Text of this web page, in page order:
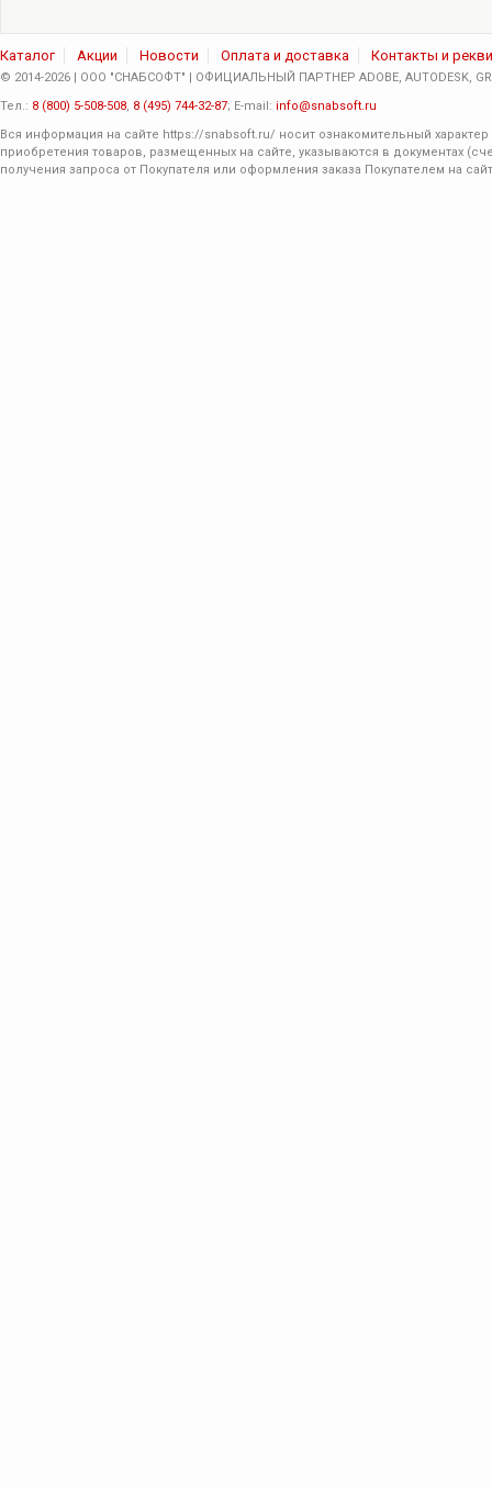
Каталог Акции Новости Оплата и доставка Контакты и
© 2014-2026 | ООО "СНАБСОФТ" | ОФИЦИАЛЬНЫЙ ПАРТНЕР ADOBE, AUTODESK,
Тел.: 8 (800) 5-508-508, 8 (495) 744-32-87; E-mail: info@snabsoft.ru
Вся информация на сайте https://snabsoft.ru/ носит ознакомительный
приобретения товаров, размещенных на сайте, указываются в документах
получения запроса от Покупателя или оформления заказа Покупателем на